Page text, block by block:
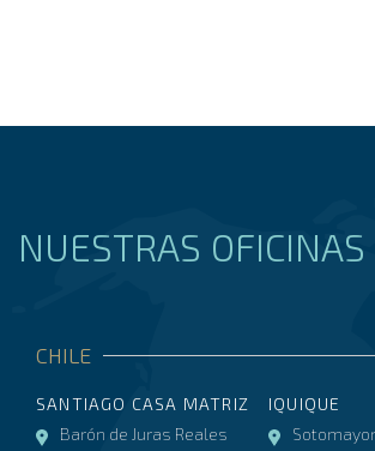
NUESTRAS OFICINAS
CHILE
SANTIAGO CASA MATRIZ
Barón de Juras Reales
IQUIQUE